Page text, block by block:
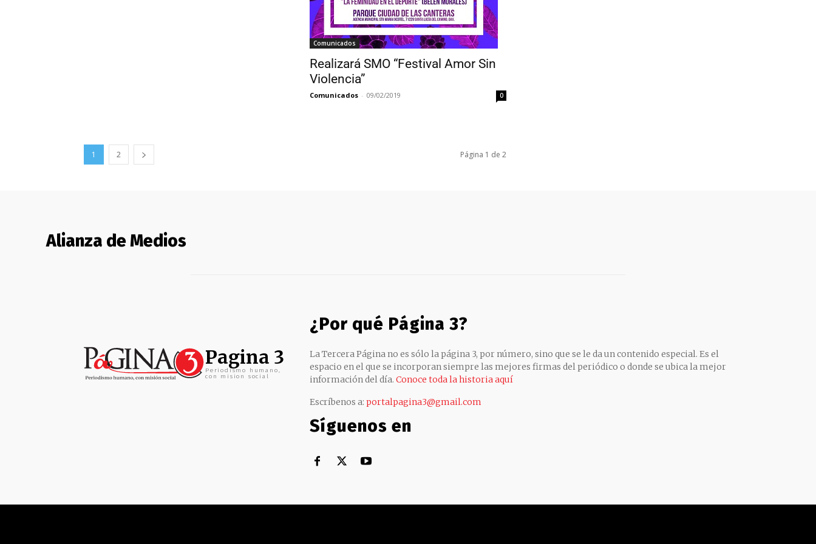
Comunicados
Realizará SMO “Festival Amor Sin
Violencia”
Comunicados - 09/02/2019 0
1 2 Página 1 de 2
Alianza de Medios
Pagina 3
Periodismo humano,
con mision social
¿Por qué Página 3?
La Tercera Página no es sólo la página 3, por número, sino que se le da un contenido especial. Es el
espacio en el que se incorporan siempre las mejores firmas del periódico o donde se ubica la mejor
información del día. Conoce toda la historia aquí
Escríbenos a: portalpagina3@gmail.com
Síguenos en